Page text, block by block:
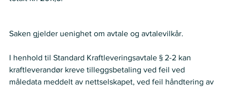
Saken gjelder uenighet om avtale og avtalevilkår.
I henhold til Standard Kraftleveringsavtale § 2-2 kan
kraftleverandør kreve tilleggsbetaling ved feil ved
måledata meddelt av nettselskapet, ved feil håndtering av